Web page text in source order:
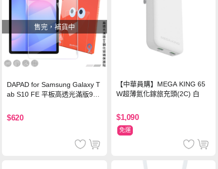
售完，補貨中
DAPAD for Samsung Galaxy T
ab S10 FE 平板高透光滿版9H
$620
【中華員購】MEGA KING 65
W超薄氮化鎵旅充頭(2C) 白
$1,090
免運